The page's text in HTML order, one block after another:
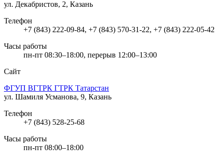
ул. Декабристов, 2, Казань
Телефон
+7 (843) 222-09-84, +7 (843) 570-31-22, +7 (843) 222-05-42
Часы работы
пн-пт 08:30–18:00, перерыв 12:00–13:00
Сайт
ФГУП ВГТРК ГТРК Татарстан
ул. Шамиля Усманова, 9, Казань
Телефон
+7 (843) 528-25-68
Часы работы
пн-пт 08:00–18:00